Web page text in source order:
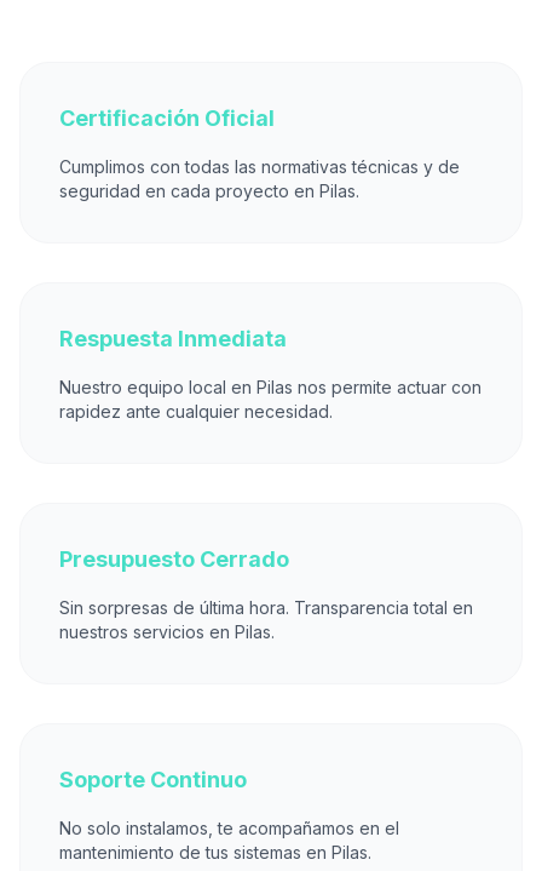
Certificación Oficial
Cumplimos con todas las normativas técnicas y de
seguridad en cada proyecto en Pilas.
Respuesta Inmediata
Nuestro equipo local en Pilas nos permite actuar con
rapidez ante cualquier necesidad.
Presupuesto Cerrado
Sin sorpresas de última hora. Transparencia total en
nuestros servicios en Pilas.
Soporte Continuo
No solo instalamos, te acompañamos en el
mantenimiento de tus sistemas en Pilas.